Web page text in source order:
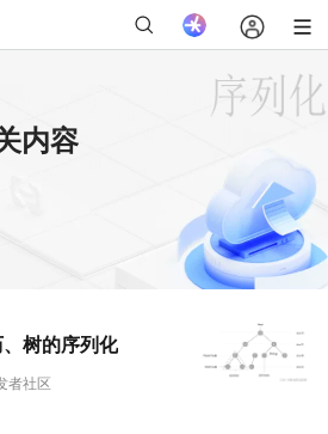
内容
者社区
树的序列化